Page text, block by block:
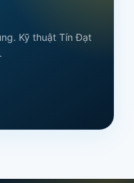
Kỹ thuật Tín Đạt